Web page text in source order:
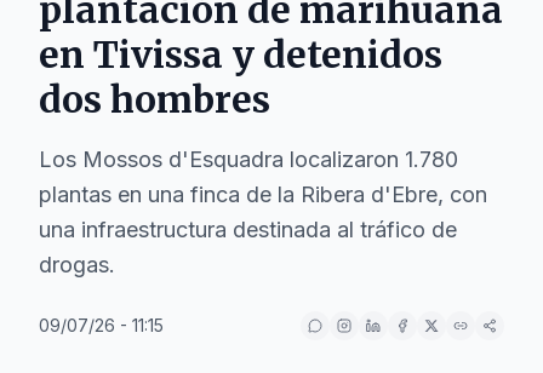
plantación de marihuana
en Tivissa y detenidos
dos hombres
Los Mossos d'Esquadra localizaron 1.780
plantas en una finca de la Ribera d'Ebre, con
una infraestructura destinada al tráfico de
drogas.
09/07/26 - 11:15